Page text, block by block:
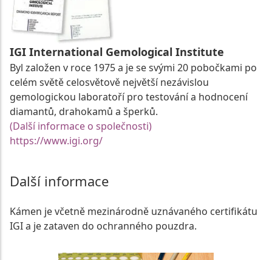
IGI International Gemological Institute
Byl založen v roce 1975 a je se svými 20 pobočkami po
celém světě celosvětově největší nezávislou
gemologickou laboratoří pro testování a hodnocení
diamantů, drahokamů a šperků.
(Další informace o společnosti)
https://www.igi.org/
Další informace
Kámen je včetně mezinárodně uznávaného certifikátu
IGI a je zataven do ochranného pouzdra.